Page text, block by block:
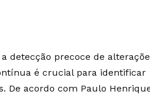
detecção precoce de
é crucial para identificar
De acordo com Paulo